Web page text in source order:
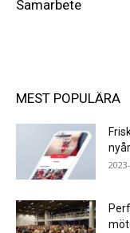
Samarbete
MEST POPULÄRA